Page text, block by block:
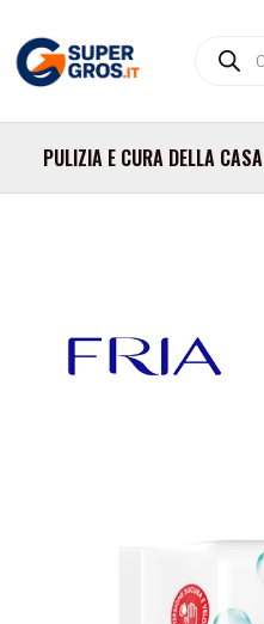
contenuto
search
PULIZIA E CURA DELLA CASA